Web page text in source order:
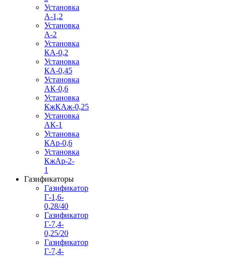
Установка
А-1,2
Установка
А-2
Установка
КА-0,2
Установка
КА-0,45
Установка
АК-0,6
Установка
КжКАж-0,25
Установка
АК-1
Установка
КАр-0,6
Установка
КжАр-2-
1
Газификаторы
Газификатор
Г-1,6-
0,28/40
Газификатор
Г-7,4-
0,25/20
Газификатор
Г-7,4-